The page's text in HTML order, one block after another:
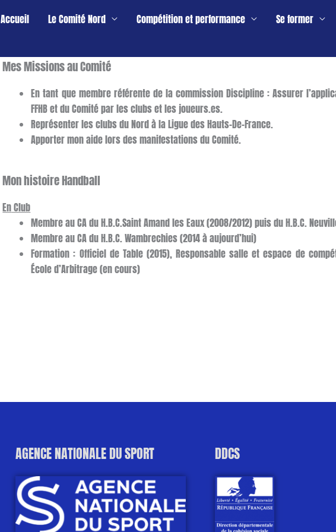
Accueil Le Comité Nord Compétition et performance
Se former
Mes Missions au Comité
En tant que membre référente de la commission Discipline : Assurer
FFHB et du Comité par les clubs et les joueurs.es.
Représenter les clubs du Nord à la Ligue des Hauts-De-France.
Apporter mon aide lors des manifestations du Comité.
Mon histoire Handball
EnClub
Membre au CA du H.B.C.Saint Amand les Eaux (2008/2012) puis du H.B.C.
Membre au CA du H.B.C. Wambrechies (2014 à aujourd’hui)
Formation : Officiel de Table (2015), Responsable salle et espace de
École d’Arbitrage (en cours)
AGENCE NATIONALE DU SPORT DDCS